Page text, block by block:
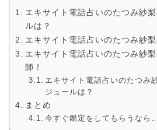
エキサイト電話占いのたつみ紗
ルは？
エキサイト電話占いのたつみ紗
エキサイト電話占いのたつみ紗
師！
エキサイト電話占いのたつみ
ジュールは？
まとめ
今すぐ鑑定をしてもらうなら